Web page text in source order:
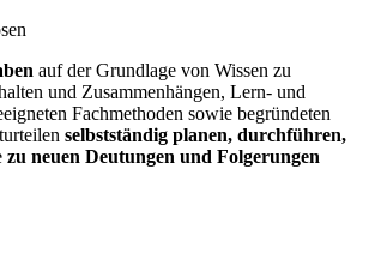
auf der Grundlage von Wissen zu
und Zusammenhängen, Lern- und
Fachmethoden sowie begründeten
selbstständig planen, durchführen,
zu neuen Deutungen und Folgerungen